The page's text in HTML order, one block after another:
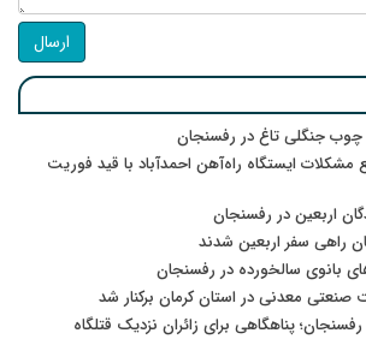
ارسال
جنگلی تاغ در رفسنجان
مشکلات ایستگاه راه‌آهن احمدآباد با قید فوریت
اربعین در رفسنجان
بانوی سالخورده در رفسنجان
معدنی در استان کرمان برکنار شد
پناهگاهی برای زائران نزدیک قتلگاه